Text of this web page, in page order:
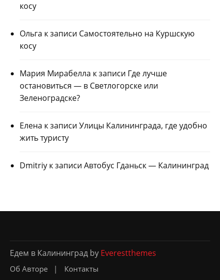
косу
Ольга к записи Самостоятельно на Куршскую
косу
Мария Мирабелла к записи Где лучше
остановиться — в Светлогорске или
Зеленоградске?
Елена к записи Улицы Калининграда, где удобно
жить туристу
Dmitriy к записи Автобус Гданьск — Калининград
Едем в Калининград by Everestthemes
Об Авторе Контакты